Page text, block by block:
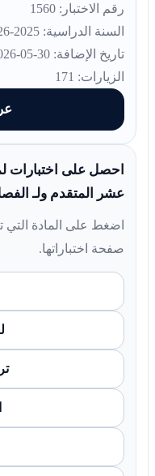
رقم الاختبار: 1560
السنة الدراسية: 2025-2026
تاريخ الإضافة: 30-05-2026
الزيارات: 171
احصل على اختبارات
عشر المتقدم ولـ
اضغط على المادة التي
صفحة اختباراتها.